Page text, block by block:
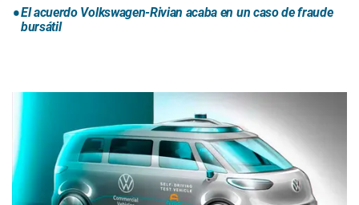
El acuerdo Volkswagen-Rivian acaba en un caso de fraude
bursátil